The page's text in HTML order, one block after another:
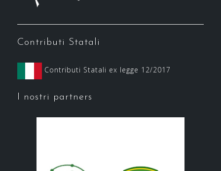
Contributi Statali
Contributi Statali ex legge 12/2017
I nostri partners